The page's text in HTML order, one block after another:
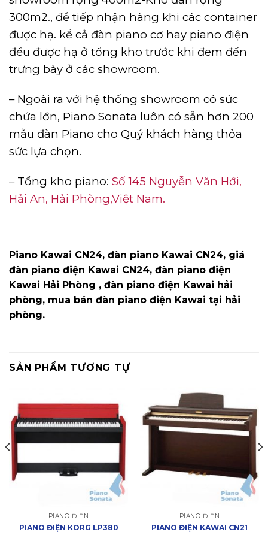
300m2., để tiếp nhận hàng khi các container
được hạ. kể cả đàn piano cơ hay piano điện
đều được hạ ở tổng kho trước khi đem đến
trưng bày ở các showroom.
– Ngoài ra với hệ thống showroom có sức
chứa lớn, Piano Sonata luôn có sẵn hơn 200
mẫu đàn Piano cho Quý khách hàng thỏa
sức lựa chọn.
– Tổng kho piano: Số 145 Nguyễn Văn Hới,
Hải An, Hải Phòng,Việt Nam.
Piano Kawai CN24, đàn piano Kawai CN24, giá
đàn piano điện Kawai CN24, đàn piano điện
Kawai Hải Phòng , đàn piano điện Kawai hải
phòng, mua bán đàn piano điện Kawai tại hải
phòng.
SẢN PHẨM TƯƠNG TỰ
PIANO ĐIỆN
PIANO ĐIỆN KORG LP380
PIANO ĐIỆN
PIANO ĐIỆN KAWAI CN21